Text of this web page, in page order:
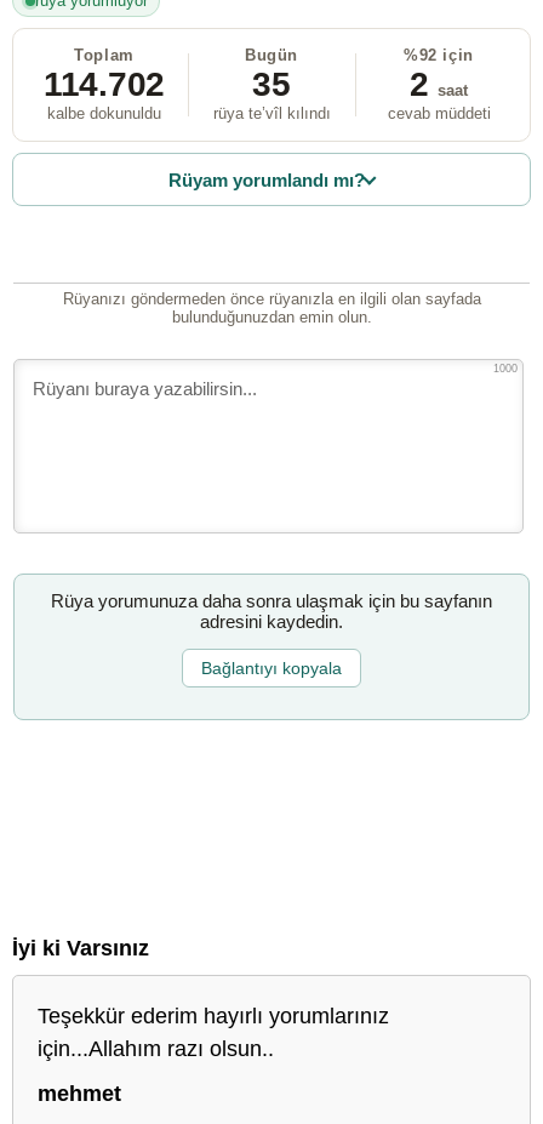
Toplam
114.702
kalbe dokunuldu
Bugün
35
rüya te’vîl kılındı
%92 için
2 saat
cevab müddeti
Rüyam yorumlandı mı?
Rüyanızı göndermeden önce rüyanızla en ilgili olan sayfada
bulunduğunuzdan emin olun.
1000
Rüya yorumunuza daha sonra ulaşmak için bu sayfanın
adresini kaydedin.
Bağlantıyı kopyala
İyi ki Varsınız
Teşekkür ederim hayırlı yorumlarınız
için...Allahım razı olsun..
mehmet